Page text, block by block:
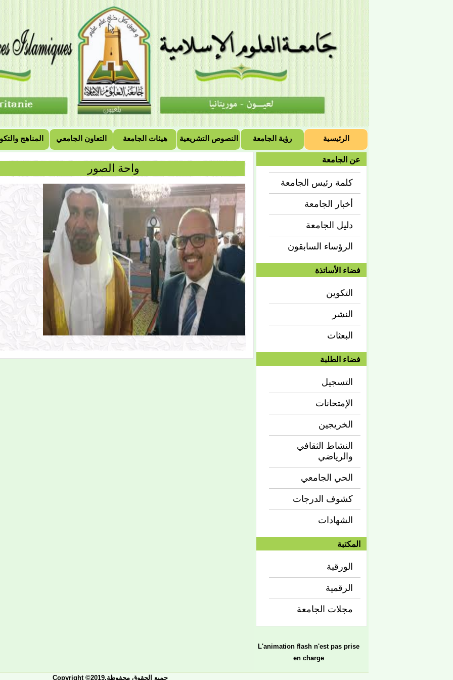
المناهج التعاون الجامعي هيئات الجامعة النصوص التشريعية رؤية الجامعة الرئيسية
واحة الصور
عن الجامعة
كلمة رئيس الجامعة
أخبار الجامعة
دليل الجامعة
الرؤساء السابقون
فضاء الأساتذة
التكوين
النشر
البعثات
فضاء الطلبة
التسجيل
الإمتحانات
الخريجين
النشاط الثقافي
والرياضي
الحي الجامعي
كشوف الدرجات
الشهادات
المكتبة
الورقية
الرقمية
مجلات الجامعة
L'animation flash n'est pas prise
en charge
Copyright ©2019.جميع الحقوق محفوظة